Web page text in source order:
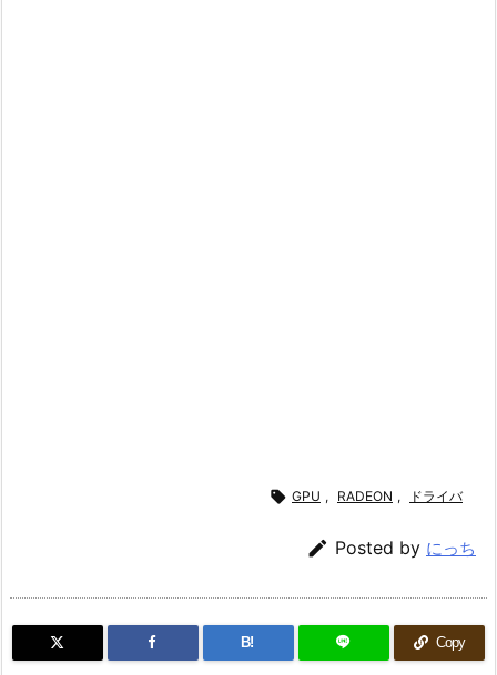
 GPU , RADEON , ドライバ
 Posted by にっち
B! Copy